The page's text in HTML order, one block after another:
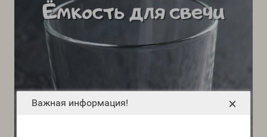
Важная информация! ×